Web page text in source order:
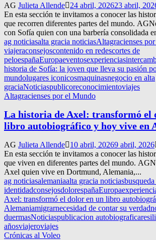
AG Julieta Allende 24 abril, 202623 abril,
En esta sección te invitamos a conocer las
que recorren diferentes partes del mundo.
con Sofía quien con una barbería consolidada
ag noticiasalta gracia noticiasAltagracienses
viajeraconsejoscontenido en redescortes de
peloespañaEuropaeventosexperiencias
historia de Sofía: la joven que lleva su pasión
mundolugares iconicosmaquinasnegocio en alta
graciaNoticiaspublicoreconocimientoviajes
Altagracienses por el Mundo
La historia de Axel: transformó el
libro autobiográfico y hoy vive en
AG Julieta Allende 10 abril, 20269 abril, 2026
En esta sección te invitamos a conocer las
que viven en diferentes partes del mundo.
Axel quien vive en Dortmund, Alemania,...
ag noticiasalemaniaalta gracia noticiasbusqueda
identidadconsejosdolorespañaEuropa
Axel: transformó el dolor en un libro
Alemaniamigrarnecesidad de contar su verdad
duermasNoticiaspublicacion autobiografica
añosviajeroviajes
Crónicas al Voleo